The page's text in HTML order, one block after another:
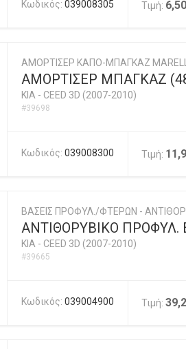
Κωδικός: 039008305 Τιμή:
ΑΜΟΡΤΙΣΕΡ ΚΑΠΟ-ΜΠΑΓΚΑΖ MARELLI
ΑΜΟΡΤΙΣΕΡ ΜΠΑΓΚΑΖ
KIA - CEED 3D (2007-2010)
#39698
Κωδικός: 039008300 Τιμή:
ΒΑΣΕΙΣ ΠΡΟΦΥΛ./ΦΤΕΡΩΝ -
ΑΝΤΙΘΟΡΥΒΙΚΟ ΠΡΟΦΥΛ.
KIA - CEED 3D (2007-2010)
#39665
Κωδικός: 039004900 Τιμή: